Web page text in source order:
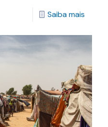
Saiba mais